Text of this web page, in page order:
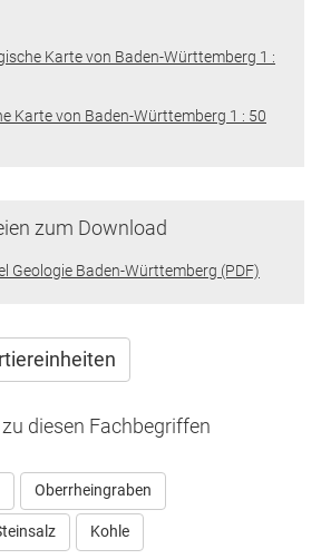
Karte von Baden-Württemberg 1 :
Karte von Baden-Württemberg 1 : 50
zum Download
Geologie Baden-Württemberg (PDF)
diesen Fachbegriffen
Oberrheingraben
Kohle